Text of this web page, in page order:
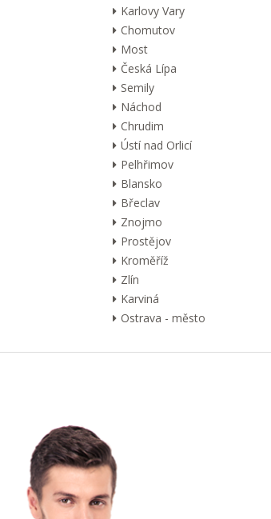
Karlovy Vary
Chomutov
Most
Česká Lípa
Semily
Náchod
Chrudim
Ústí nad Orlicí
Pelhřimov
Blansko
Břeclav
Znojmo
Prostějov
Kroměříž
Zlín
Karviná
Ostrava - město